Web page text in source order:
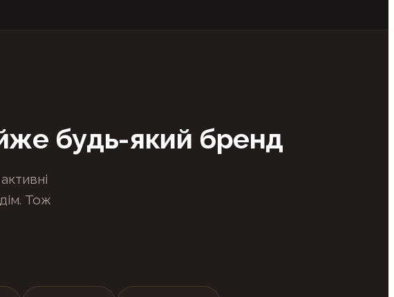
будь-який бренд
Тож